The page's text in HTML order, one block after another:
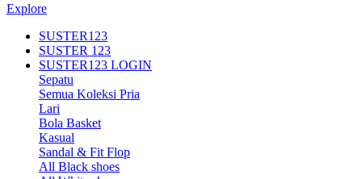
Explore
SUSTER123
SUSTER 123
SUSTER123 LOGIN
Sepatu
Semua Koleksi Pria
Lari
Bola Basket
Kasual
Sandal & Fit Flop
All Black shoes